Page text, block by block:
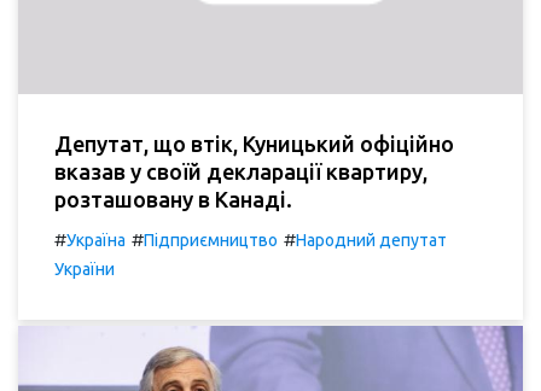
Депутат, що втік, Куницький офіційно
вказав у своїй декларації квартиру,
розташовану в Канаді.
#Україна #Підприємництво #Народний депутат
України